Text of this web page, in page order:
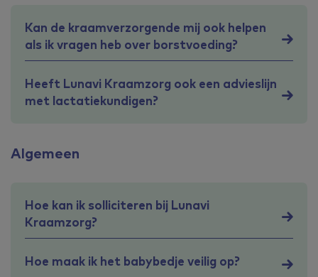
Kan de kraamverzorgende mij ook helpen
als ik vragen heb over borstvoeding?
Heeft Lunavi Kraamzorg ook een advieslijn
met lactatiekundigen?
Algemeen
Hoe kan ik solliciteren bij Lunavi
Kraamzorg?
Hoe maak ik het babybedje veilig op?